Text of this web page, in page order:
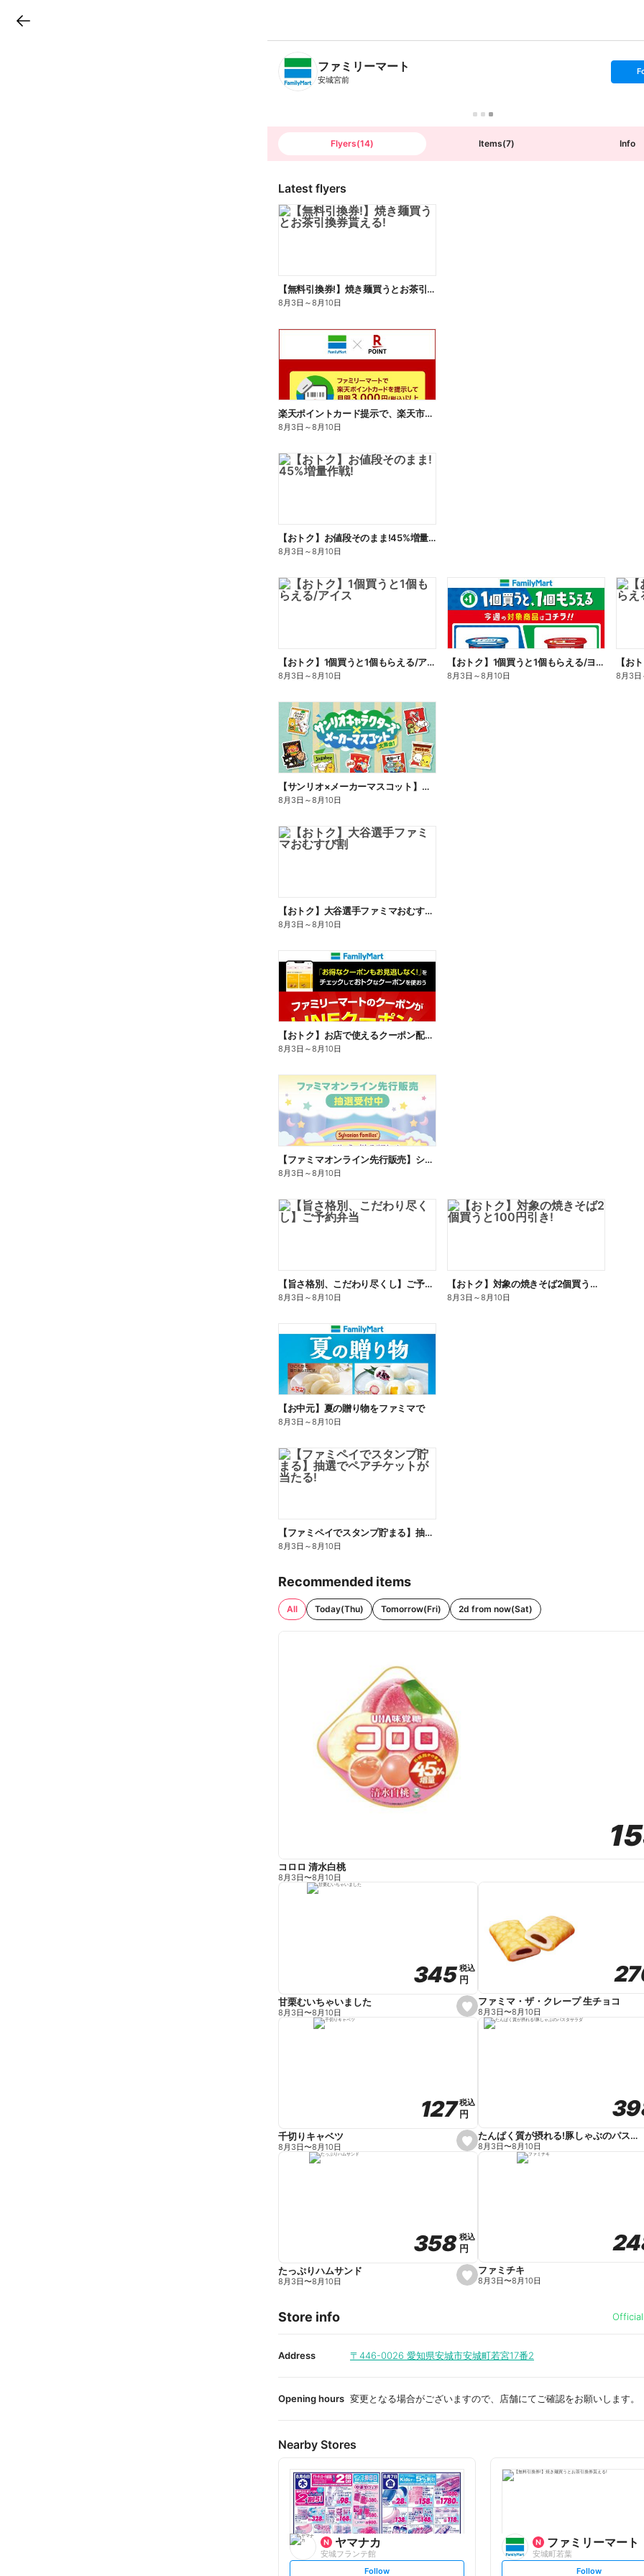
B
n
T
ファミリーマート
安城宮前
s
t
o
Flyers(14) Items(7) Info
Latest flyers
【無料引換券!】焼き麺買うとお茶引換券貰える!
8月3日 ～8月10日
楽天ポイントカード提示で、楽天市場でのお買い物がおトクに!
8月3日 ～8月10日
【おトク】お値段そのまま!45%増量作戦!
8月3日 ～8月10日
【おトク】1個買うと1個もらえる/アイス
8月3日 ～8月10日
【おトク】1個買うと1個もらえる/ヨーグルト
8月3日 ～8月10日
【お
8月3日
【サンリオ×メーカーマスコット】オリジナルグッズ貰える!
8月3日 ～8月10日
【おトク】大谷選手ファミマおむすび割
8月3日 ～8月10日
【おトク】お店で使えるクーポン配信中
8月3日 ～8月10日
【ファミマオンライン先行販売】シルバニアファミリー
8月3日 ～8月10日
【旨さ格別、こだわり尽くし】ご予約弁当
8月3日 ～8月10日
【おトク】対象の焼きそば2個買うと100円引き!
8月3日 ～8月10日
【お中元】夏の贈り物をファミマで
8月3日 ～8月10日
【ファミペイでスタンプ貯まる】抽選でペアチケットが当たる!
8月3日 ～8月10日
Recommended items
All Today(Thu) Tomorrow(Fri) 2d from now(Sat)
コロロ 清水白桃
8月3日〜8月10日
s
e
e
345
345税込
税込
円
円
甘栗むいちゃいました
8月3日〜8月10日
ファミマ・ザ・クレープ 生チョコ
8月3日〜8月10日
s
e
e
127
127税込
税込
円
円
千切りキャベツ
8月3日〜8月10日
たんぱく質が摂れる!豚しゃぶのパスタサラダ
8月3日〜8月10日
s
e
i
t
358
358税込
税込
円
円
たっぷりハムサンド
8月3日〜8月10日
ファミチキ
8月3日〜8月10日
Store info
Address 〒446-0026 愛知県安城市安城町若宮17番2
Opening hours 変更となる場合がございますので、店舗にてご確認をお願いします。
Nearby Stores
ヤマナカ
安城フランテ館
s
Follow
ファミリーマート
安城町若葉
s
Follow